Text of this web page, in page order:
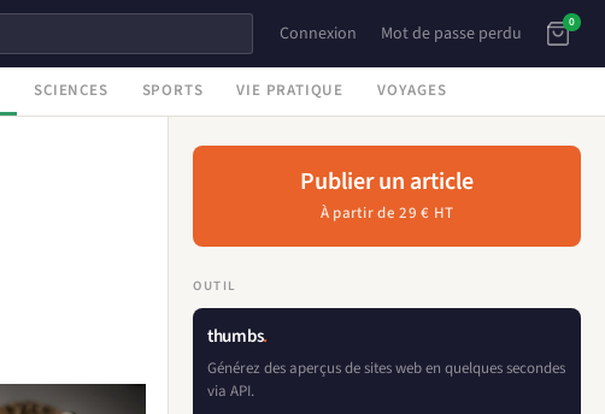
Connexion Mot de passe perdu 0
SCIENCES SPORTS VIE PRATIQUE VOYAGES
Publier un article
À partir de 29 € HT
OUTIL
thumbs.
Générez des aperçus de sites web en quelques secondes
via API.